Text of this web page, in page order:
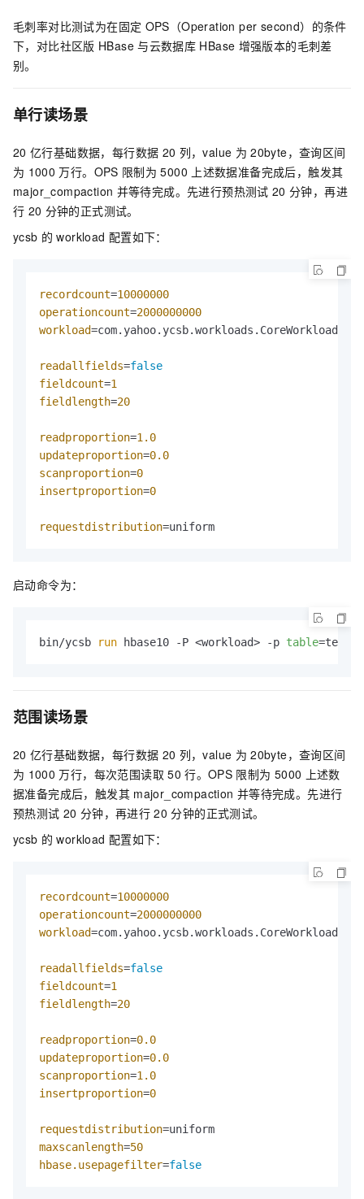
毛刺率对比测试为在固定 OPS（Operation per second）的条件
下，对比社区版 HBase 与云数据库 HBase 增强版本的毛刺差
别。
单行读场景
20 亿行基础数据，每行数据 20 列，value 为 20byte，查询区间
为 1000 万行。OPS 限制为 5000 上述数据准备完成后，触发其
major_compaction 并等待完成。先进行预热测试 20 分钟，再进
行 20 分钟的正式测试。
ycsb 的 workload 配置如下：
recordcount=10000000
operationcount=2000000000
workload=com.yahoo.ycsb.workloads.CoreWorkload
readallfields=false
fieldcount=1
fieldlength=20
readproportion=1.0
updateproportion=0.0
scanproportion=0
insertproportion=0
requestdistribution=uniform
启动命令为：
bin/ycsb run hbase10 -P <workload> -p table=test
范围读场景
20 亿行基础数据，每行数据 20 列，value 为 20byte，查询区间
为 1000 万行，每次范围读取 50 行。OPS 限制为 5000 上述数
据准备完成后，触发其 major_compaction 并等待完成。先进行
预热测试 20 分钟，再进行 20 分钟的正式测试。
ycsb 的 workload 配置如下：
recordcount=10000000
operationcount=2000000000
workload=com.yahoo.ycsb.workloads.CoreWorkload
readallfields=false
fieldcount=1
fieldlength=20
readproportion=0.0
updateproportion=0.0
scanproportion=1.0
insertproportion=0
requestdistribution
maxscanlength=50
hbase.usepagefilter=false